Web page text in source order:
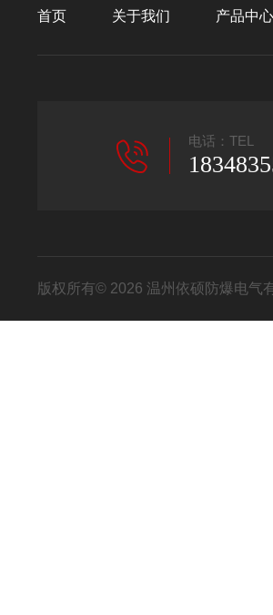
首页 关于我们 产品中心
电话：TEL
版权所有© 2026 温州依硕防爆电